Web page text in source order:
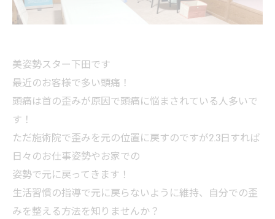
美姿勢スター下田です
最近のお客様で多い頭痛！
頭痛は首の歪みが原因で頭痛に悩まされている人多いで
す！
ただ施術院で歪みを元の位置に戻すのですが2.3日すれば
日々のお仕事姿勢やお家での
姿勢で元に戻ってきます！
生活習慣の指導で元に戻らないように維持、自分での歪
みを整える方法を知りませんか？